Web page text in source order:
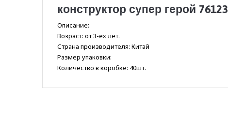
конструктор супер герой 76123
Описание:
Возраст: от 3-ех лет.
Страна производителя: Китай
Размер упаковки:
Количество в коробке: 40шт.